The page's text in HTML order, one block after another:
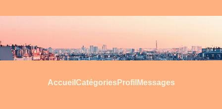
Accueil Catégories Profil Messages